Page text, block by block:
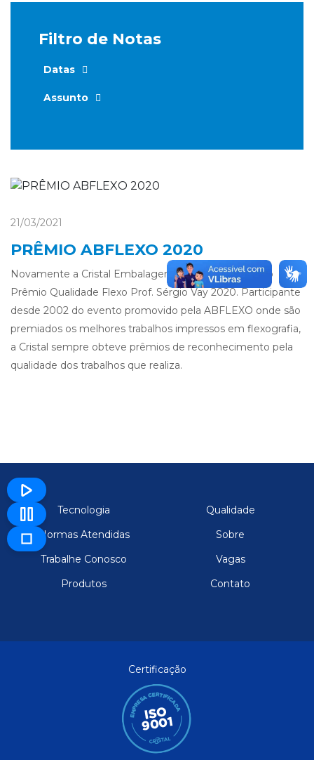
Filtro de Notas
Datas
Assunto
21/03/2021
PRÊMIO ABFLEXO 2020
Novamente a Cristal Embalagens foi agraciada com o
Prêmio Qualidade Flexo Prof. Sérgio Vay 2020. Participante
desde 2002 do evento promovido pela ABFLEXO onde são
premiados os melhores trabalhos impressos em flexografia,
a Cristal sempre obteve prêmios de reconhecimento pela
qualidade dos trabalhos que realiza.
Tecnologia
Qualidade
Normas Atendidas
Sobre
Trabalhe Conosco
Vagas
Produtos
Contato
Certificação